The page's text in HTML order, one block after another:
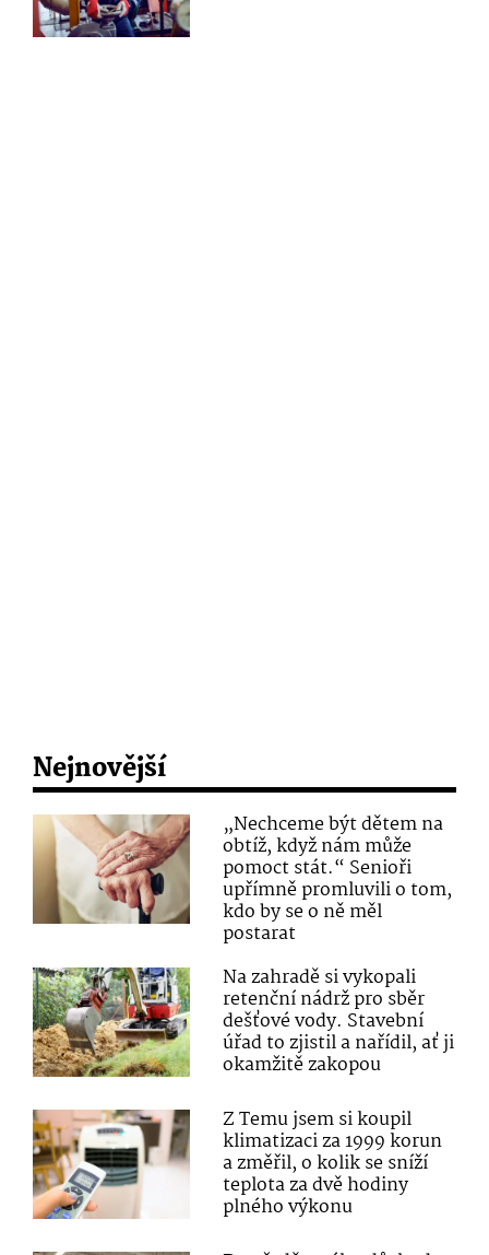
Nejnovější
„Nechceme být dětem na
obtíž, když nám může
pomoct stát.“ Senioři
upřímně promluvili o tom,
kdo by se o ně měl
postarat
Na zahradě si vykopali
retenční nádrž pro sběr
dešťové vody. Stavební
úřad to zjistil a nařídil, ať ji
okamžitě zakopou
Z Temu jsem si koupil
klimatizaci za 1999 korun
a změřil, o kolik se sníží
teplota za dvě hodiny
plného výkonu